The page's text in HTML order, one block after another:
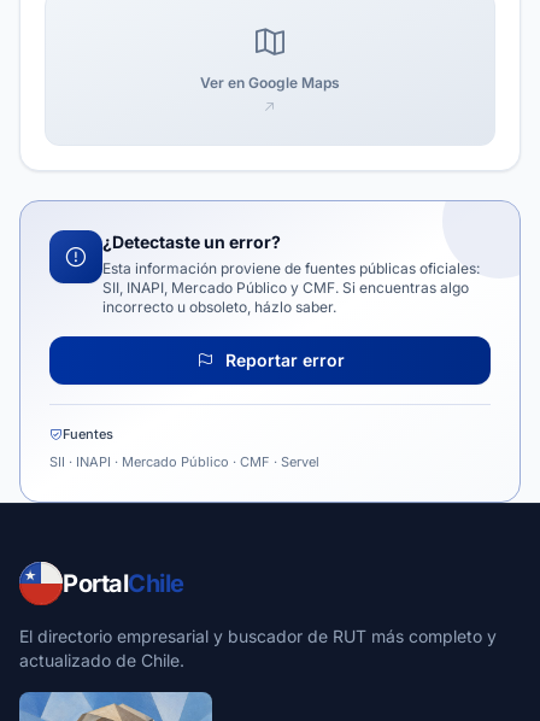
Ver en Google Maps
¿Detectaste un error?
Esta información proviene de fuentes públicas oficiales:
SII, INAPI, Mercado Público y CMF. Si encuentras algo
incorrecto u obsoleto, házlo saber.
Reportar error
Fuentes
SII · INAPI · Mercado Público · CMF · Servel
PortalChile
El directorio empresarial y buscador de RUT más completo y
actualizado de Chile.